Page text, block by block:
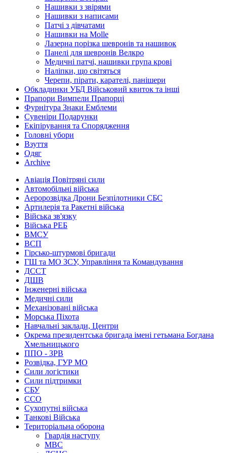
Нашивки з звірями
Нашивки з написами
Патчі з дівчатами
Нашивки на Molle
Лазерна порізка шевронів та нашивок
Панелі для шевронів Велкро
Медичні патчі, нашивки група крові
Наліпки, що світяться
Черепи, пірати, карателі, панішери
Обкладинки УБД Військовий квиток та інші
Прапори Вимпели Прапорці
Фурнітура Знаки Емблеми
Сувеніри Подарунки
Екіпірування та Спорядження
Головні убори
Взуття
Одяг
Archive
Авіація Повітряні сили
Автомобільні війська
Аеророзвідка Дрони Безпілотники СБС
Артилерія та Ракетні війська
Війська зв'язку
Війська РЕБ
ВМСУ
ВСП
Гірсько-штурмові бригади
ГШ та МО ЗСУ, Управління та Командування
ДССТ
ДШВ
Інженерні війська
Медичні сили
Механізовані війська
Морська Піхота
Навчальні заклади, Центри
Окрема президентська бригада імені гетьмана Богдана
Хмельницького
ППО - ЗРВ
Розвідка, ГУР МО
Сили логістики
Сили підтримки
СБУ
ССО
Сухопутні війська
Танкові Війська
Територіальна оборона
Гвардія наступу
МВС